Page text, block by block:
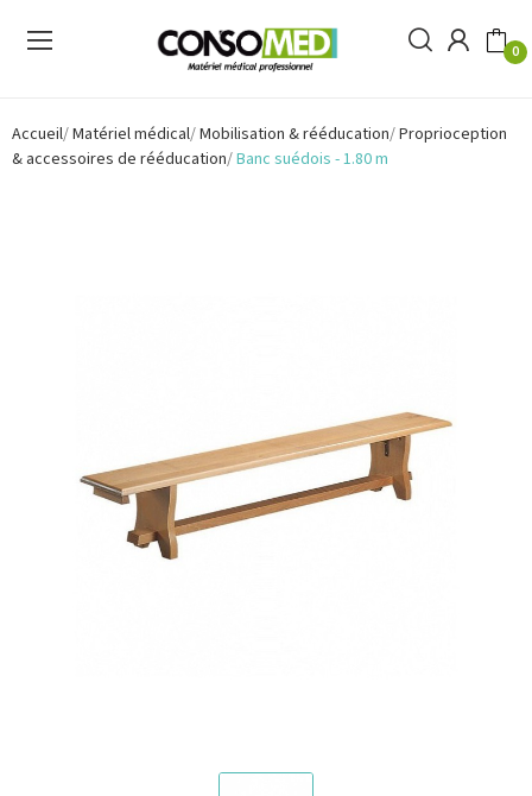
0
Accueil Matériel médical Mobilisation & rééducation Proprioception
& accessoires de rééducation Banc suédois - 1.80 m